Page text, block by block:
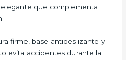
que complementa
firme, base antideslizante y
evita accidentes durante la